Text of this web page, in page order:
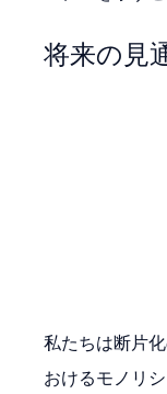
将来の見
私たちは断片
おけるモノリ